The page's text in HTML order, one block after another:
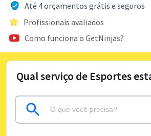
Até 4 orçamentos grátis e seguros
Profissionais avaliados
Como funciona o GetNinjas?
Qual serviço de Esportes